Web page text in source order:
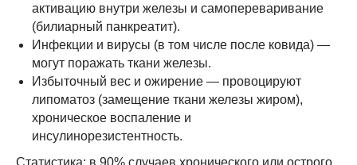
активацию внутри железы и самопереваривание
(билиарный панкреатит).
Инфекции и вирусы (в том числе после ковида) —
могут поражать ткани железы.
Избыточный вес и ожирение — провоцируют
липоматоз (замещение ткани железы жиром),
хроническое воспаление и
инсулинорезистентность.
Статистика: в 90% случаев хронического или острого